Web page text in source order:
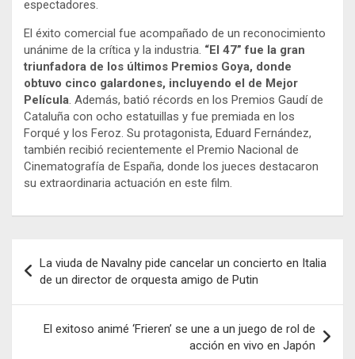
espectadores.
El éxito comercial fue acompañado de un reconocimiento
unánime de la crítica y la industria. “El 47” fue la gran
triunfadora de los últimos Premios Goya, donde
obtuvo cinco galardones, incluyendo el de Mejor
Película. Además, batió récords en los Premios Gaudí de
Cataluña con ocho estatuillas y fue premiada en los
Forqué y los Feroz. Su protagonista, Eduard Fernández,
también recibió recientemente el Premio Nacional de
Cinematografía de España, donde los jueces destacaron
su extraordinaria actuación en este film.
de
entradas
La viuda de Navalny pide cancelar un concierto en Italia
de un director de orquesta amigo de Putin
El exitoso animé ‘Frieren’ se une a un juego de rol de
acción en vivo en Japón